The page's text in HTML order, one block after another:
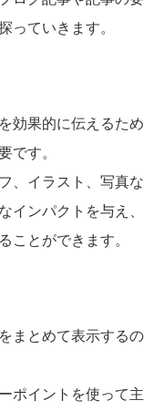
っていきます。
効果的に伝えるため
です。
、イラスト、写真な
インパクトを与え、
ことができます。
まとめて表示するの
ポイントを使って主